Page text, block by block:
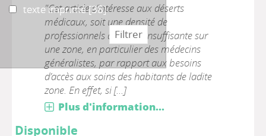
"Cet article s’intéresse aux déserts
médicaux, soit une densité de
professionnels de santé insuffisante sur
une zone, en particulier des médecins
généralistes, par rapport aux besoins
d’accès aux soins des habitants de ladite
zone. En effet, si [...]
Plus d'information...
Disponible
texte imprimé
texte imprimé[38]